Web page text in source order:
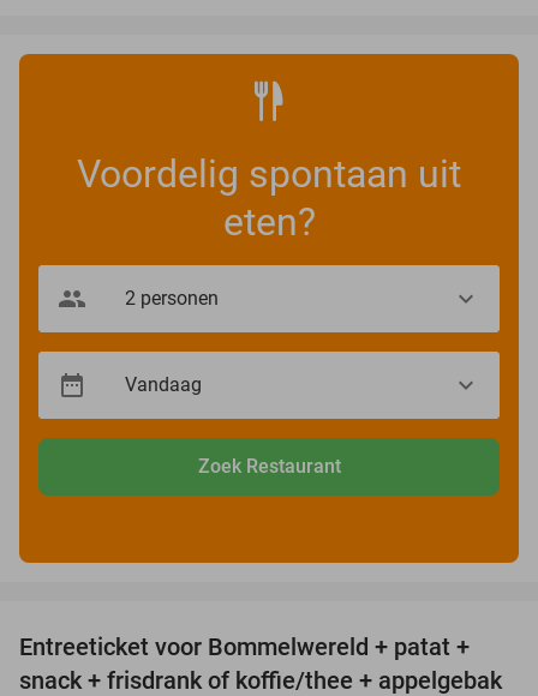
Voordelig spontaan uit
eten?
Zoek Restaurant
23%
Entreeticket voor Bommelwereld + patat +
snack + frisdrank of koffie/thee + appelgebak